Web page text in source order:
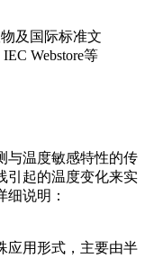
及国际标准文
Webstore等
与温度敏感特性的传
引起的温度变化来实
说明：
应用形式，主要由半